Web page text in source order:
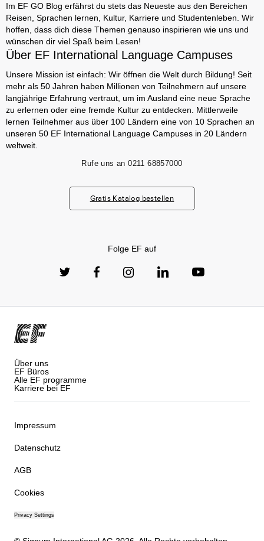
Im EF GO Blog erfährst du stets das Neueste aus den Bereichen
Reisen, Sprachen lernen, Kultur, Karriere und Studentenleben. Wir
hoffen, dass dich diese Themen genauso inspirieren wie uns und
wünschen dir viel Spaß beim Lesen!
Über EF International Language Campuses
Unsere Mission ist einfach: Wir öffnen die Welt durch Bildung! Seit
mehr als 50 Jahren haben Millionen von Teilnehmern auf unsere
langjährige Erfahrung vertraut, um im Ausland eine neue Sprache
zu erlernen oder eine fremde Kultur zu entdecken. Mittlerweile
lernen Teilnehmer aus über 100 Ländern eine von 10 Sprachen an
unseren 50 EF International Language Campuses in 20 Ländern
weltweit.
Rufe uns an 0211 68857000
Gratis Katalog bestellen
Folge EF auf
Über uns
EF Büros
Alle EF programme
Karriere bei EF
Impressum
Datenschutz
AGB
Cookies
Privacy Settings